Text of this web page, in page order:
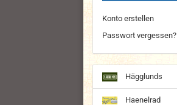
Konto erstellen
Passwort vergessen?
Hägglunds
Haenelrad